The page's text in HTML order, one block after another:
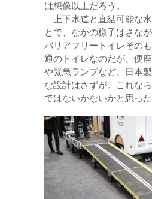
は想像以上だろう。
上下水道と直結可能な
とで、なかの様子はさな
バリアフリートイレその
通のトイレなのだが、便
や緊急ランプなど、日本
な設計はさずが。これな
ではないかないかと思った